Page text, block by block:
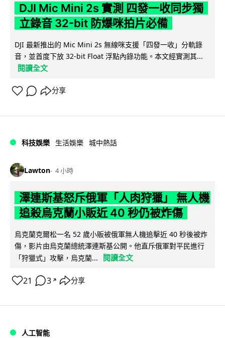
DJI Mic Mini 2s 實測 四發一收同步獨
立錄音 32-bit 防爆咪拍片必備
DJI 最新推出的 Mic Mini 2s 無線咪支援「四發一收」分軌錄
音，並首度下放 32-bit Float 浮點內錄功能。本文經實測其...
閱讀全文
分享
科技娛樂 生活娛樂 城中熱話
Lawton 4 小時
澤連斯基怒斥俄軍「人肉狩獵」 無人機
追殺烏克蘭小販近 40 秒仍被炸傷
烏克蘭克爾松一名 52 歲小販被俄軍無人機追擊近 40 秒後被炸
傷，影片由烏克蘭總統澤連斯基公開。他直斥俄軍對平民進行
「狩獵式」攻擊，烏克蘭...
閱讀全文
21 3 ↗ 分享
人工智能